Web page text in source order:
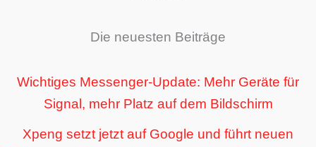
Die neuesten Beiträge
Wichtiges Messenger-Update: Mehr Geräte für
Signal, mehr Platz auf dem Bildschirm
Xpeng setzt jetzt auf Google und führt neuen